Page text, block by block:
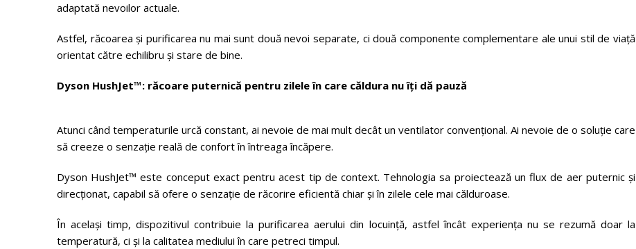
adaptată nevoilor actuale.
Astfel, răcoarea și purificarea nu mai sunt două nevoi separate, ci două componente complementare ale unui stil de viață
orientat către echilibru și stare de bine.
Dyson HushJet™: răcoare puternică pentru zilele în care căldura nu îți dă pauză
Atunci când temperaturile urcă constant, ai nevoie de mai mult decât un ventilator convențional. Ai nevoie de o soluție care
să creeze o senzație reală de confort în întreaga încăpere.
Dyson HushJet™ este conceput exact pentru acest tip de context. Tehnologia sa proiectează un flux de aer puternic și
direcționat, capabil să ofere o senzație de răcorire eficientă chiar și în zilele cele mai călduroase.
În același timp, dispozitivul contribuie la purificarea aerului din locuință, astfel încât experiența nu se rezumă doar la
temperatură, ci și la calitatea mediului în care petreci timpul.